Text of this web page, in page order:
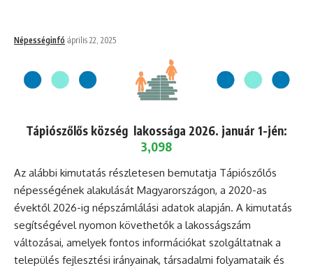
Népességinfó április 22, 2025
Tápiószőlős község lakossága 2026. január 1-jén:
3,098
Az alábbi kimutatás részletesen bemutatja Tápiószőlős
népességének alakulását Magyarországon, a 2020-as
évektől 2026-ig népszámlálási adatok alapján. A kimutatás
segítségével nyomon követhetők a lakosságszám
változásai, amelyek fontos információkat szolgáltatnak a
település fejlesztési irányainak, társadalmi folyamataik és